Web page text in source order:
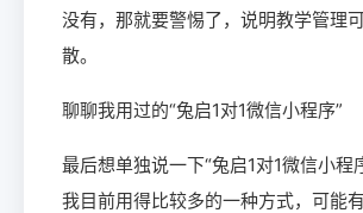
没有，那就要警惕了，说明教学管理
散。
聊聊我用过的“兔启1对1微信小程序”
最后想单独说一下“兔启1对1微信小程
我目前用得比较多的一种方式，可能